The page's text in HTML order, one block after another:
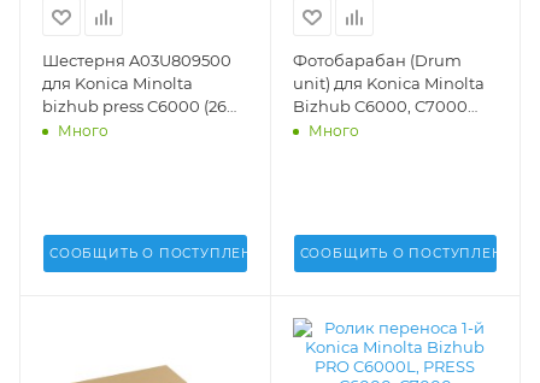
Шестерня A03U809500
для Konica Minolta
bizhub press C6000 (26
зубьев) - A03U809500
Много
СООБЩИТЬ О ПОСТУПЛЕНИИ
Фотобарабан (Drum
unit) для Konica Minolta
Bizhub C6000, C7000
(DU-104) (DV) -
Много
СООБЩИТЬ О ПОСТУПЛЕНИИ